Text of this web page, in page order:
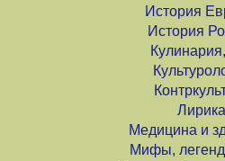
История
История
Лирика
Медицина и
Мифы,